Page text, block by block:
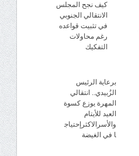
كيف نجح المجلس
الانتقالي الجنوبي
في تثبيت قواعده
رغم محاولات
التفكيك
برعاية الرئيس
الزُبيدي.. انتقالي
المهرة يوزع كسوة
العيد للأيتام
والأسرالاكثرإحتياج
ا في الغيضة